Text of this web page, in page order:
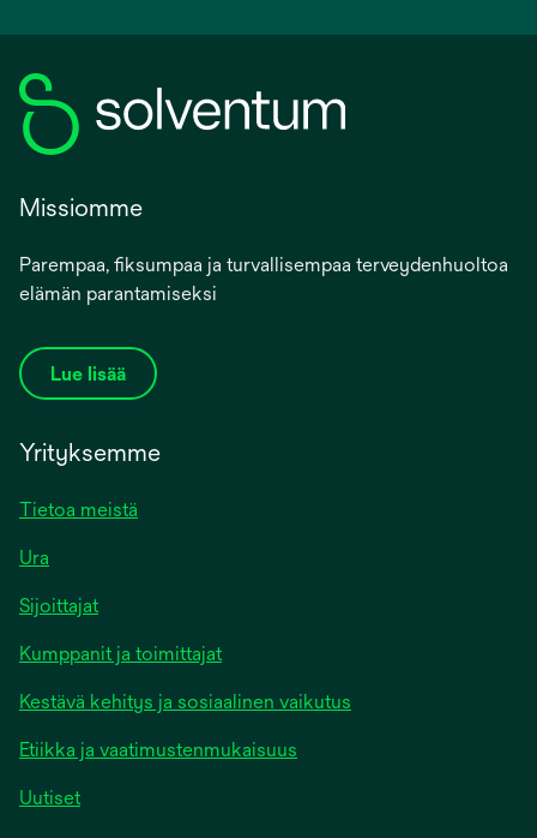
Missiomme
Parempaa, fiksumpaa ja turvallisempaa terveydenhuoltoa
elämän parantamiseksi
Lue lisää
Yrityksemme
Tietoa meistä
Ura
Sijoittajat
Kumppanit ja toimittajat
Kestävä kehitys ja sosiaalinen vaikutus
Etiikka ja vaatimustenmukaisuus
Uutiset